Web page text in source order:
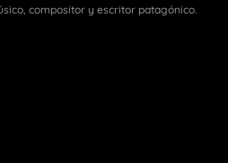
compositor y escritor patagónico.